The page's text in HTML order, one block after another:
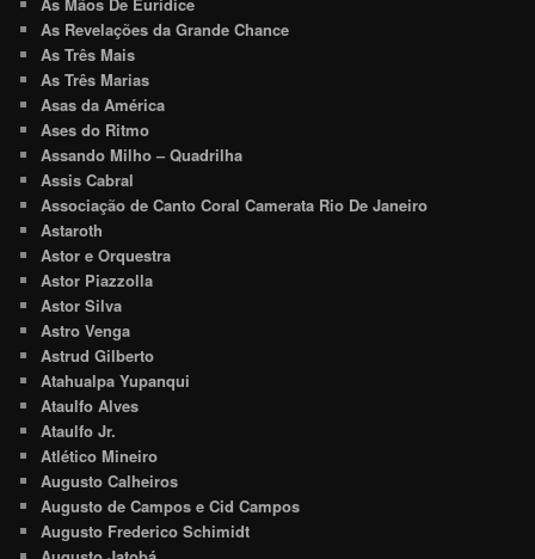
As Revelações da Grande Chance
As Três Mais
As Três Marias
Asas da América
Ases do Ritmo
Assando Milho – Quadrilha
Assis Cabral
Associação de Canto Coral Camerata Rio De Janeiro
Astaroth
Astor e Orquestra
Astor Piazzolla
Astor Silva
Astro Venga
Astrud Gilberto
Atahualpa Yupanqui
Ataulfo Alves
Ataulfo Jr.
Atlético Mineiro
Augusto Calheiros
Augusto de Campos e Cid Campos
Augusto Frederico Schimidt